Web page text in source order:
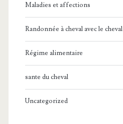
Maladies et affections
Randonnée à cheval avec le cheval
Régime alimentaire
sante du cheval
Uncategorized